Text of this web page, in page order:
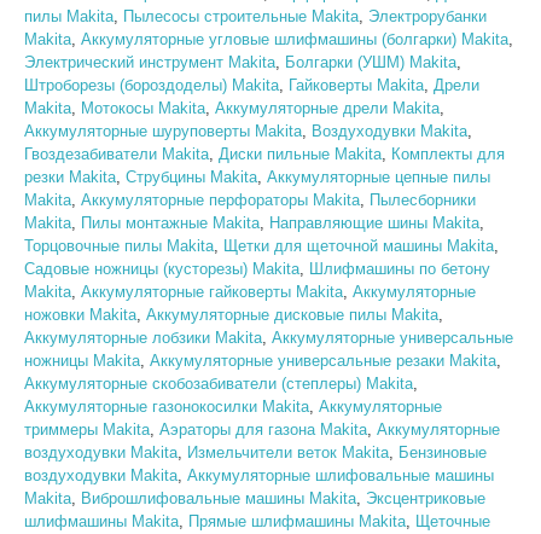
пилы Makita, Пылесосы строительные Makita, Электрорубанки
Makita, Аккумуляторные угловые шлифмашины (болгарки) Makita,
Электрический инструмент Makita, Болгарки (УШМ) Makita,
Штроборезы (бороздоделы) Makita, Гайковерты Makita, Дрели
Makita, Мотокосы Makita, Аккумуляторные дрели Makita,
Аккумуляторные шуруповерты Makita, Воздуходувки Makita,
Гвоздезабиватели Makita, Диски пильные Makita, Комплекты для
резки Makita, Струбцины Makita, Аккумуляторные цепные пилы
Makita, Аккумуляторные перфораторы Makita, Пылесборники
Makita, Пилы монтажные Makita, Направляющие шины Makita,
Торцовочные пилы Makita, Щетки для щеточной машины Makita,
Садовые ножницы (кусторезы) Makita, Шлифмашины по бетону
Makita, Аккумуляторные гайковерты Makita, Аккумуляторные
ножовки Makita, Аккумуляторные дисковые пилы Makita,
Аккумуляторные лобзики Makita, Аккумуляторные универсальные
ножницы Makita, Аккумуляторные универсальные резаки Makita,
Аккумуляторные скобозабиватели (степлеры) Makita,
Аккумуляторные газонокосилки Makita, Аккумуляторные
триммеры Makita, Аэраторы для газона Makita, Аккумуляторные
воздуходувки Makita, Измельчители веток Makita, Бензиновые
воздуходувки Makita, Аккумуляторные шлифовальные машины
Makita, Виброшлифовальные машины Makita, Эксцентриковые
шлифмашины Makita, Прямые шлифмашины Makita, Щеточные